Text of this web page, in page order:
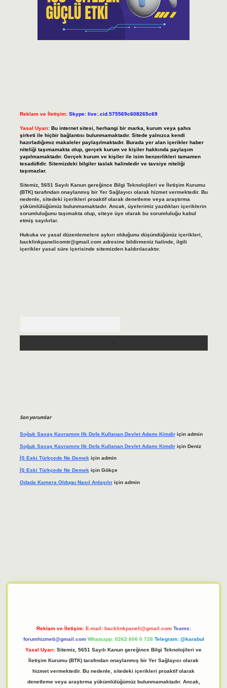
Reklam ve İletişim: Skype: live:.cid.575569c608265c69
Yasal Uyarı: Bu internet sitesi, herhangi bir marka, kurum veya şahıs
şirketi ile hiçbir bağlantısı bulunmamaktadır. Sitede yalnızca kendi
hazırladığımız makaleler paylaşılmaktadır. Burada yer alan içerikler haber
niteliği taşımamakta olup, gerçek kurum ve kişiler hakkında paylaşım
yapılmamaktadır. Gerçek kurum ve kişiler ile isim benzerlikleri tamamen
tesadüfidir. Sitemizdeki bilgiler taslak halindedir ve tavsiye niteliği
taşımazlar.
Sitemiz, 5651 Sayılı Kanun gereğince Bilgi Teknolojileri ve İletişim Kurumu
(BTK) tarafından onaylanmış bir Yer Sağlayıcı olarak hizmet vermektedir. Bu
nedenle, sitedeki içerikleri proaktif olarak denetleme veya araştırma
yükümlülüğümüz bulunmamaktadır. Ancak, üyelerimiz yazdıkları içeriklerin
sorumluluğunu taşımakta olup, siteye üye olarak bu sorumluluğu kabul
etmiş sayılırlar.
Hukuka ve yasal düzenlemelere aykırı olduğunu düşündüğünüz içerikleri,
backlinkpanelicomtr@gmail.comadresine bildirmeniz halinde, ilgili
içerikler yasal süre içerisinde sitemizden kaldırılacaktır.
Son yorumlar
Soğuk Savaş Kavramını Ilk Defa Kullanan Devlet Adamı Kimdiriçin admin
Soğuk Savaş Kavramını Ilk Defa Kullanan Devlet Adamı Kimdiriçin Deniz
İŞ Eski Türkçede Ne Demekiçin admin
İŞ Eski Türkçede Ne Demek için Gökçe
Odada Kamera Oldugu Nasıl Anlaşılıriçin admin
Reklam ve İletişim: E-mail: backlinkpaneli@gmail.com Teams:
forumhizmeti@gmail.com Whatsapp: 0262 606 0 726 Telegram: @karabul
Yasal Uyarı: Sitemiz, 5651 Sayılı Kanun gereğince Bilgi Teknolojileri ve
İletişim Kurumu (BTK) tarafından onaylanmış bir Yer Sağlayıcı olarak
hizmet vermektedir. Bu nedenle, sitedeki içerikleri proaktif olarak
denetleme veya araştırma yükümlülüğümüz bulunmamaktadır. Ancak,